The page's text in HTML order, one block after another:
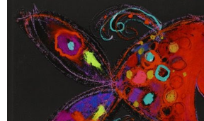
C S V S Centro Servizi Volontariato